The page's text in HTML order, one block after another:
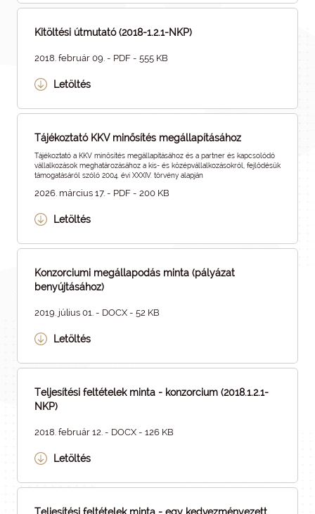
Kitöltési útmutató (2018-1.2.1-NKP)
2018. február 09. - PDF - 555 KB
Letöltés
Tájékoztató KKV minősítés megállapításához
Tájékoztató a KKV minősítés megállapításához és a partner és kapcsolódó
vállalkozások meghatározásához a kis- és középvállalkozásokról, fejlődésük
támogatásáról szóló 2004. évi XXXIV. törvény alapján
2026. március 17. - PDF - 200 KB
Letöltés
Konzorciumi megállapodás minta (pályázat
benyújtásához)
2019. július 01. - DOCX - 52 KB
Letöltés
Teljesítési feltételek minta - konzorcium (2018.1.2.1-
NKP)
2018. február 12. - DOCX - 126 KB
Letöltés